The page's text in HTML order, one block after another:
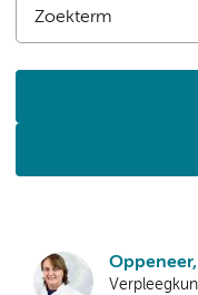
Oppeneer,